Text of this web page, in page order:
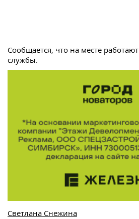
Сообщается, что на месте
службы.
Светлана Снежина